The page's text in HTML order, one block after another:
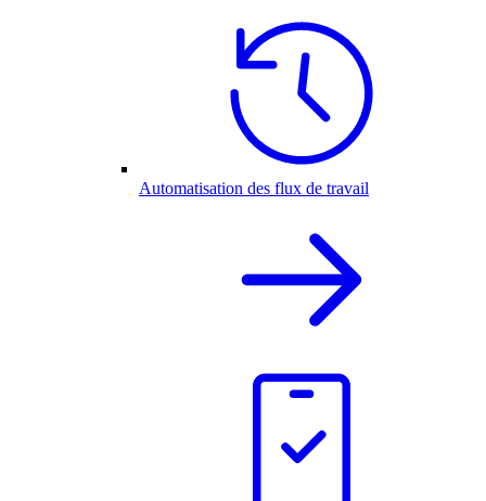
Automatisation des flux de travail